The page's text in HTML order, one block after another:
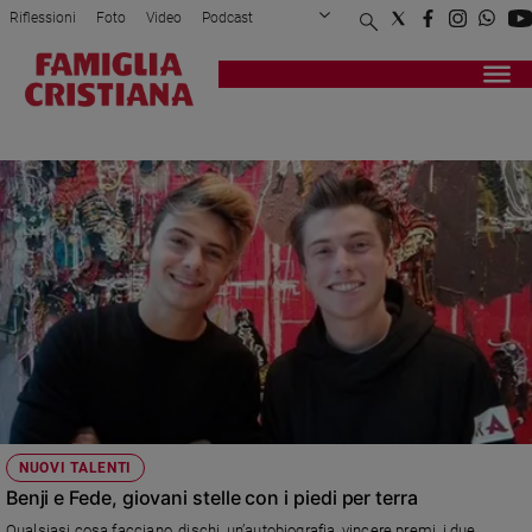
Attualità
Politica
Mondo
Economia
Legalità
e
giustizia
Sport
Interviste
Papa
Papa
Riflessioni Foto Video Podcast
Privacy Policy Chi siamo
Registrati Redazione
NUOVI TALENTI
Benji e Fede, giovani stelle con i piedi per terra